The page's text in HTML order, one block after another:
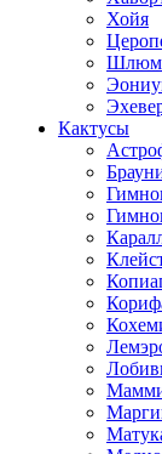
Хойя
Кактусы